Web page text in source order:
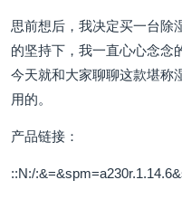
思前想后，我决定买一台除
的坚持下，我一直心心念念
今天就和大家聊聊这款堪称
用的。
产品链接：
::N:/